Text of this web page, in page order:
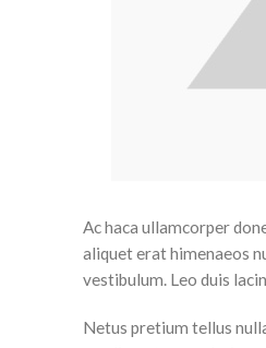
Ac haca ullamcorper
aliquet erat himenaeos
vestibulum. Leo duis
Netus pretium tellus